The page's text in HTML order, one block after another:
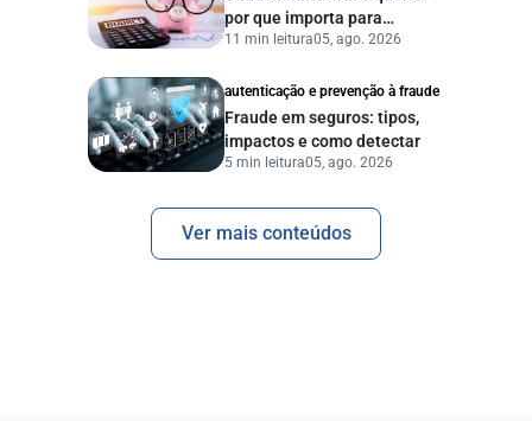
por que importa para
pessoas e empresas?
11 min leitura05, ago. 2026
autenticação e prevenção à fraude
Fraude em seguros: tipos,
impactos e como detectar
5 min leitura05, ago. 2026
Ver mais conteúdos